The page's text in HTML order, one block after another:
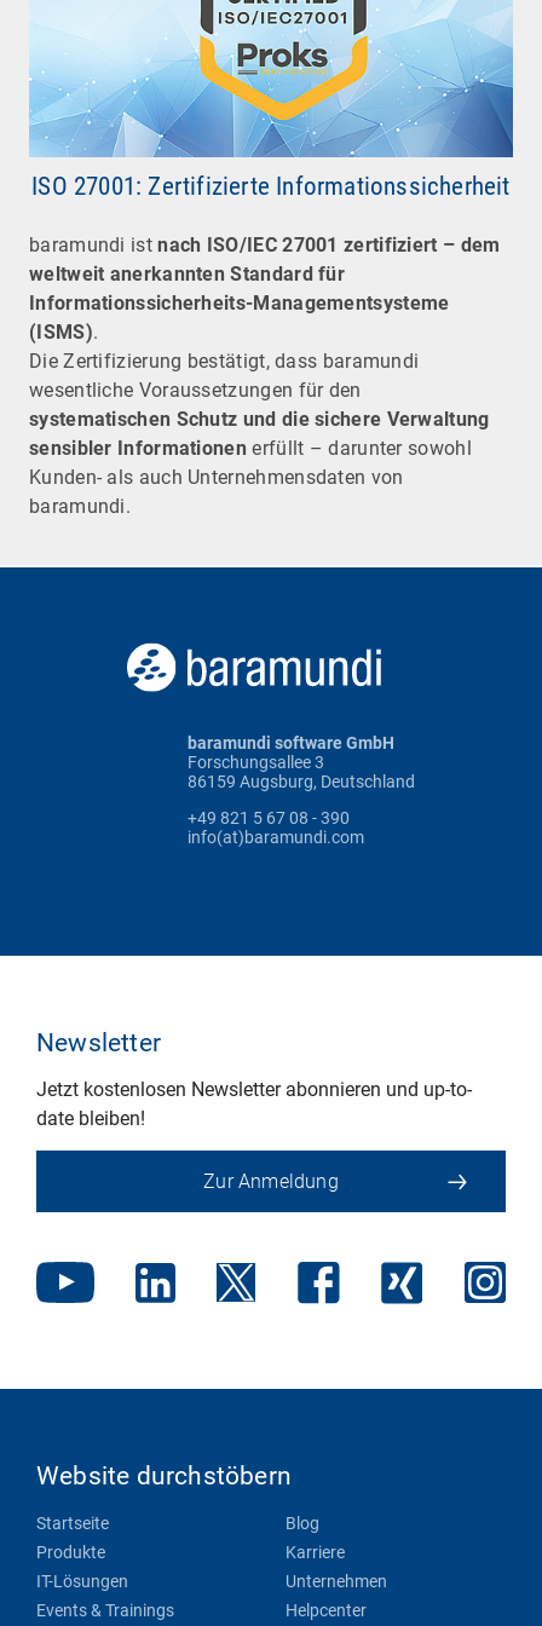
ISO 27001: Zertifizierte Informationssicherheit
baramundi istnach ISO/IEC 27001 zertifiziert – dem
weltweit anerkannten Standard für
Informationssicherheits-Managementsysteme
(ISMS).
Die Zertifizierung bestätigt, dass baramundi
wesentliche Voraussetzungen für den
systematischen Schutz und die sichere Verwaltung
sensibler Informationen erfüllt – darunter sowohl
Kunden- als auch Unternehmensdaten von
baramundi.
baramundi software GmbH
Forschungsallee 3
86159 Augsburg, Deutschland
+49 821 5 67 08 - 390
info(at)baramundi.com
Newsletter
Jetzt kostenlosen Newsletter abonnieren und up-to-
date bleiben!
Zur Anmeldung
Website durchstöbern
Startseite
Produkte
IT-Lösungen
Events & Trainings
Blog
Karriere
Unternehmen
Helpcenter